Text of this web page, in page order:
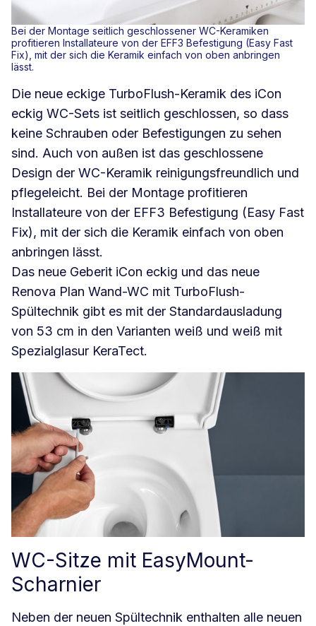
Bei der Montage seitlich geschlossener WC-Keramiken
profitieren Installateure von der EFF3 Befestigung (Easy Fast
Fix), mit der sich die Keramik einfach von oben anbringen
lässt.
Die neue eckige TurboFlush-Keramik des iCon
eckig WC-Sets ist seitlich geschlossen, so dass
keine Schrauben oder Befestigungen zu sehen
sind. Auch von außen ist das geschlossene
Design der WC-Keramik reinigungsfreundlich und
pflegeleicht. Bei der Montage profitieren
Installateure von der EFF3 Befestigung (Easy Fast
Fix), mit der sich die Keramik einfach von oben
anbringen lässt.
Das neue Geberit iCon eckig und das neue
Renova Plan Wand-WC mit TurboFlush-
Spültechnik gibt es mit der Standardausladung
von 53 cm in den Varianten weiß und weiß mit
Spezialglasur KeraTect.
WC-Sitze mit EasyMount-
Scharnier
Neben der neuen Spültechnik enthalten alle neuen